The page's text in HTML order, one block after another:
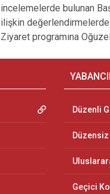
incelemelerde bulunan
ilişkin
Ziyaret programına
Düzenli
Geçici